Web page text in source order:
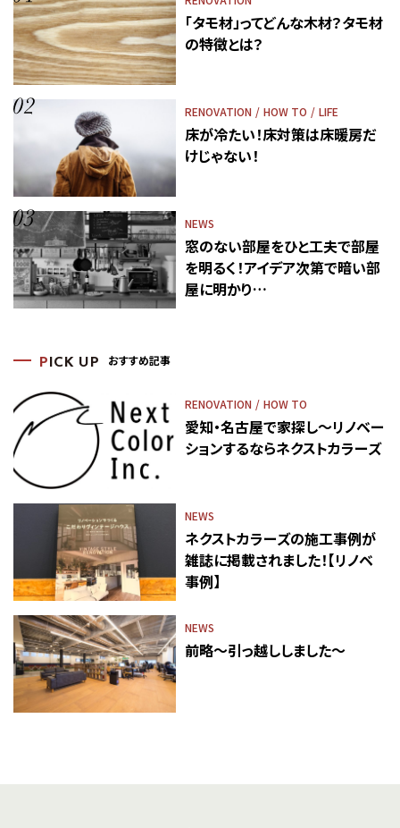
「タモ材」ってどんな木材？タモ材
の特徴とは？
RENOVATION HOW TO LIFE
床が冷たい！床対策は床暖房だ
けじゃない！
NEWS
窓のない部屋をひと工夫で部屋
を明るく！アイデア次第で暗い部
屋に明かり…
P ICK UP おすすめ記事
RENOVATION HOW TO
愛知・名古屋で家探し～リノベー
ションするならネクストカラーズ
NEWS
ネクストカラーズの施工事例が
雑誌に掲載されました！【リノベ
事例】
NEWS
前略～引っ越ししました～